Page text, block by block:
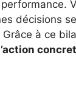
décisions
à ce